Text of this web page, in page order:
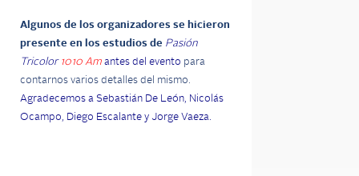
Algunos de los organizadores se hicieron
presente en los estudios de Pasión
Tricolor 1010 Am antes del evento para
contarnos varios detalles del mismo.
Agradecemos a Sebastián De León, Nicolás
Ocampo, Diego Escalante y Jorge Vaeza.